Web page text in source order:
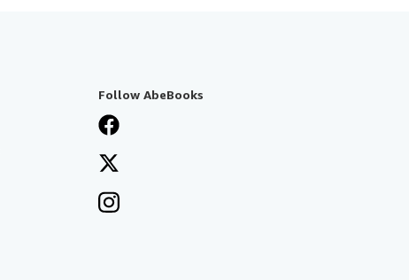
Follow AbeBooks